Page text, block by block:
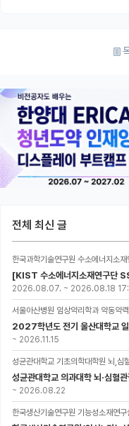
전체 최신 글
한국과학기술연구원 수소에너지소
2026.08.07. ~ 2026.08.18
서울아산병원 임상약리학과 약동약
~ 2026.11.15
성균관대학교 기초의학대학원 뇌,심
성균관대학교 의과대학 뇌·심혈
~ 2026.08.22
한국생산기술연구원 기능성소재연구